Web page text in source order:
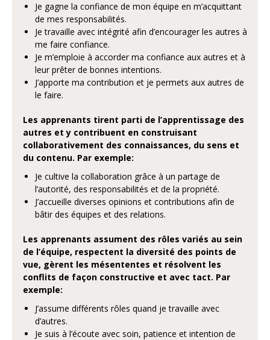
Je gagne la confiance de mon équipe en m’acquittant
de mes responsabilités.
Je travaille avec intégrité afin d’encourager les autres à
me faire confiance.
Je m’emploie à accorder ma confiance aux autres et à
leur prêter de bonnes intentions.
J’apporte ma contribution et je permets aux autres de
le faire.
Les apprenants tirent parti de l’apprentissage des
autres et y contribuent en construisant
collaborativement des connaissances, du sens et
du contenu. Par exemple:
Je cultive la collaboration grâce à un partage de
l’autorité, des responsabilités et de la propriété.
J’accueille diverses opinions et contributions afin de
bâtir des équipes et des relations.
Les apprenants assument des rôles variés au sein
de l’équipe, respectent la diversité des points de
vue, gèrent les mésententes et résolvent les
conflits de façon constructive et avec tact. Par
exemple:
J’assume différents rôles quand je travaille avec
d’autres.
Je suis à l’écoute avec soin, patience et intention de